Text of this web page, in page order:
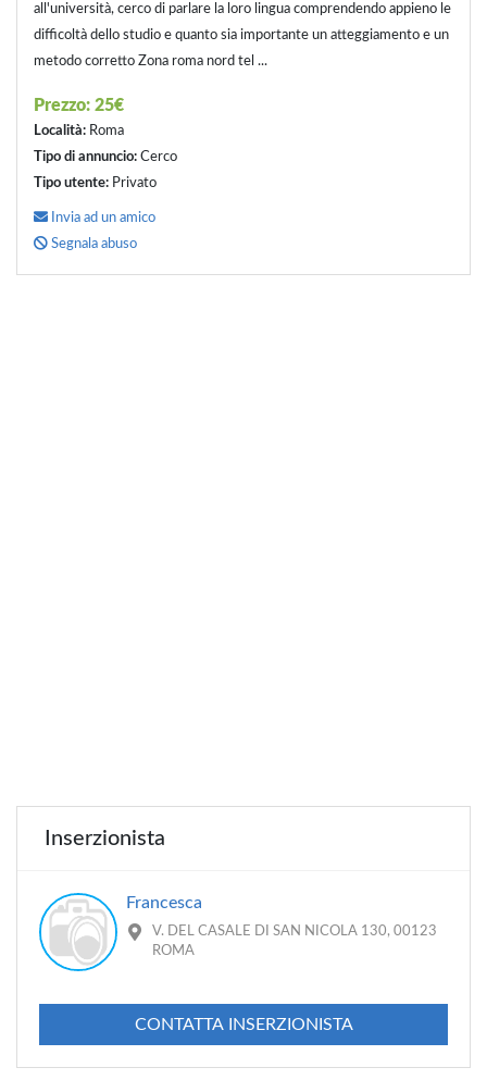
all'università, cerco di parlare la loro lingua comprendendo appieno le
difficoltà dello studio e quanto sia importante un atteggiamento e un
metodo corretto Zona roma nord tel ...
Prezzo: 25€
Località: Roma
Tipo di annuncio: Cerco
Tipo utente: Privato
Invia ad un amico
Segnala abuso
Inserzionista
Francesca
V. DEL CASALE DI SAN NICOLA 130, 00123
ROMA
CONTATTA INSERZIONISTA